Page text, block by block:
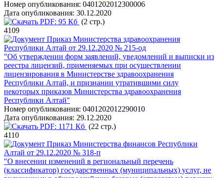
Номер опубликования: 0401202012300006
Дата опубликования: 30.12.2020
PDF: 95 Кб (2 стр.)
4109
Приказ Министерства здравоохранения
Республики Алтай от 29.12.2020 № 215-од
"Об утверждении форм заявлений, уведомлений и выписки из
реестра лицензий, применяемых при осуществлении
лицензирования в Министерстве здравоохранения
Республики Алтай, и признании утратившими силу
некоторых приказов Министерства здравоохранения
Республики Алтай"
Номер опубликования: 0401202012290010
Дата опубликования: 29.12.2020
PDF: 1171 Кб (22 стр.)
4110
Приказ Министерства финансов Республики
Алтай от 29.12.2020 № 318-п
"О внесении изменений в региональный перечень
(классификатор) государственных (муниципальных) услуг, не